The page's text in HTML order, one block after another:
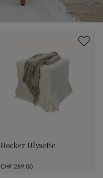
Hocker Ulysette
CHF 289.00